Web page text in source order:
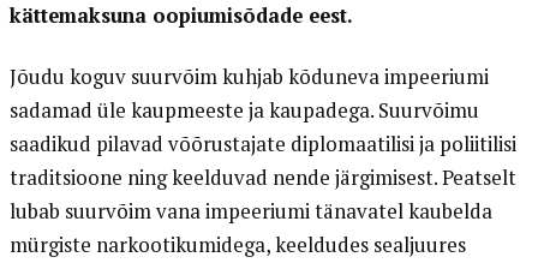
kättemaksuna oopiumisõdade eest.
Jõudu koguv suurvõim kuhjab kõduneva impeeriumi
sadamad üle kaupmeeste ja kaupadega. Suurvõimu
saadikud pilavad võõrustajate diplomaatilisi ja poliitilisi
traditsioone ning keelduvad nende järgimisest. Peatselt
lubab suurvõim vana impeeriumi tänavatel kaubelda
mürgiste narkootikumidega, keeldudes sealjuures